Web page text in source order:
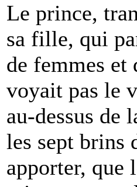
Le prince,
sa fille, qui
de femmes et
voyait pas le
au-dessus de
les sept brins
apporter,